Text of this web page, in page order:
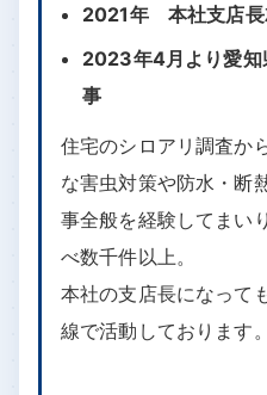
2021年 本社支店長
2023年4月より愛知
事
住宅のシロアリ調査か
な害虫対策や防水・断
事全般を経験してまい
べ数千件以上。
本社の支店長になって
線で活動しております。